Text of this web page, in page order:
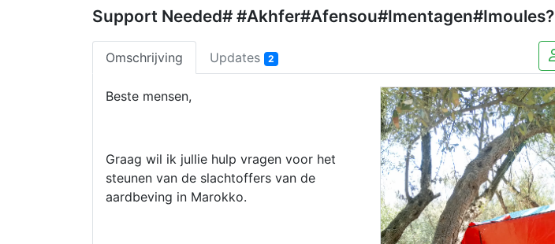
Support Needed# #Akhfer#Afensou#Imentagen#Imoules?
Omschrijving Updates 2
Beste mensen,
Graag wil ik jullie hulp vragen voor het
steunen van de slachtoffers van de
aardbeving in Marokko.